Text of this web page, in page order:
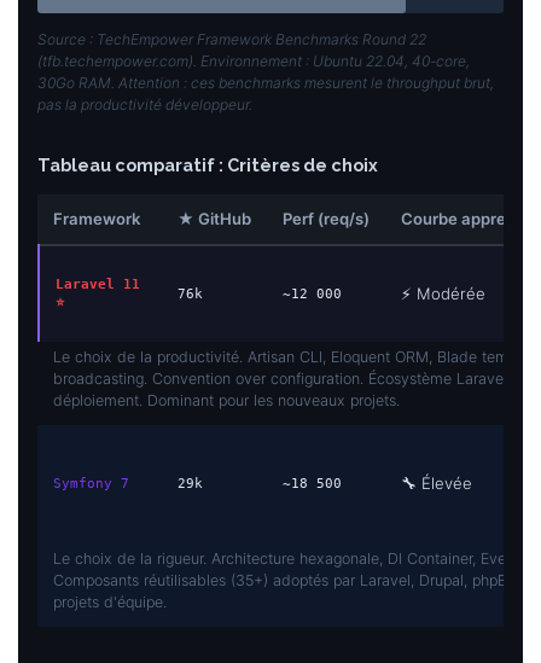
Source : TechEmpower Framework Benchmarks Round 22
(tfb.techempower.com). Environnement : Ubuntu 22.04, 40-core,
30Go RAM. Attention : ces benchmarks mesurent le throughput brut,
pas la productivité développeur.
Tableau comparatif : Critères de choix
Framework ★ GitHub Perf (req/s) Courbe apprent.
Laravel 11
⭐
76k ~12 000 ⚡ Modérée
Le choix de la productivité. Artisan CLI, Eloquent ORM, Blade
broadcasting. Convention over configuration. Écosystème Laravel
déploiement. Dominant pour les nouveaux projets.
Symfony 7 29k ~18 500 🔧 Élevée
Le choix de la rigueur. Architecture hexagonale, DI Container, Event
Composants réutilisables (35+) adoptés par Laravel, Drupal, phpBB.
projets d'équipe.